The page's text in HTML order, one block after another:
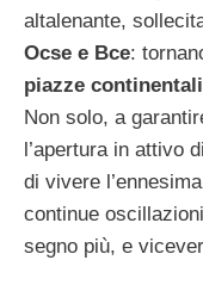
altalenante,
Ocse e Bce:
piazze continentali
Non solo, a
l’apertura in attivo di
di vivere
continue
segno più, e